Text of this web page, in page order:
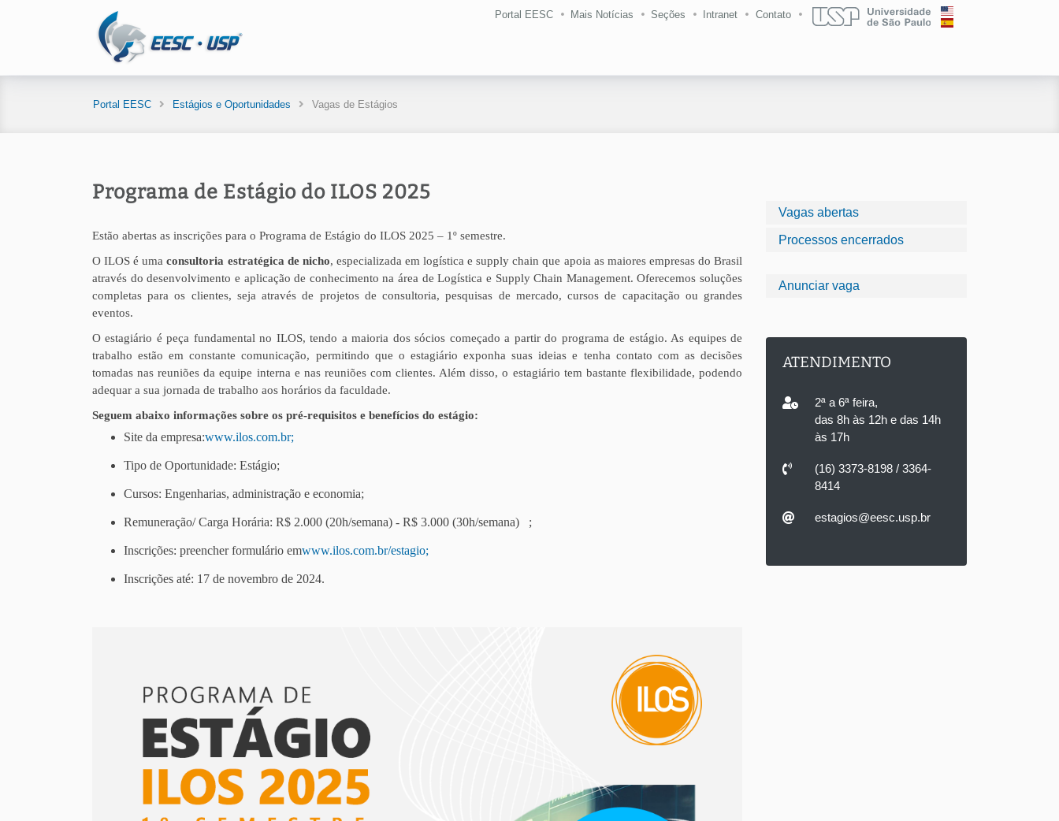
Portal EESC Mais Notícias Seções Intranet Contato
Portal EESC Estágios e Oportunidades Vagas de Estágios
Vagas abertas
Processos encerrados
Anunciar vaga
ATENDIMENTO
2ª a 6ª feira,
das 8h às 12h e das 14h
às 17h
(16) 3373-8198 / 3364-
8414
estagios@eesc.usp.br
Programa de Estágio do ILOS 2025
Estão abertas as inscrições para o Programa de Estágio do ILOS 2025 – 1º semestre.
O ILOS é umaconsultoria estratégica de nicho, especializada em logística e supply chain que apoia as maiores empresas do Brasil
através do desenvolvimento e aplicação de conhecimento na área de Logística e Supply Chain Management. Oferecemos soluções
completas para os clientes, seja através de projetos de consultoria, pesquisas de mercado, cursos de capacitação ou grandes
eventos.
O estagiário é peça fundamental no ILOS, tendo a maioria dos sócios começado a partir do programa de estágio. As equipes de
trabalho estão em constante comunicação, permitindo que o estagiário exponha suas ideias e tenha contato com as decisões
tomadas nas reuniões da equipe interna e nas reuniões com clientes. Além disso, o estagiário tem bastante flexibilidade, podendo
adequar a sua jornada de trabalho aos horários da faculdade.
Seguem abaixo informações sobre os pré-requisitos e benefícios do estágio:
Site da empresa:www.ilos.com.br;
Tipo de Oportunidade: Estágio;
Cursos: Engenharias, administração e economia;
Remuneração/ Carga Horária: R$ 2.000 (20h/semana) - R$ 3.000 (30h/semana) ;
Inscrições: preencher formulário emwww.ilos.com.br/estagio;
Inscrições até: 17 de novembro de 2024.